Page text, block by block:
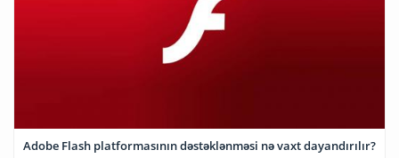
Adobe Flash platformasının dəstəklənməsi nə vaxt dayandırılır?